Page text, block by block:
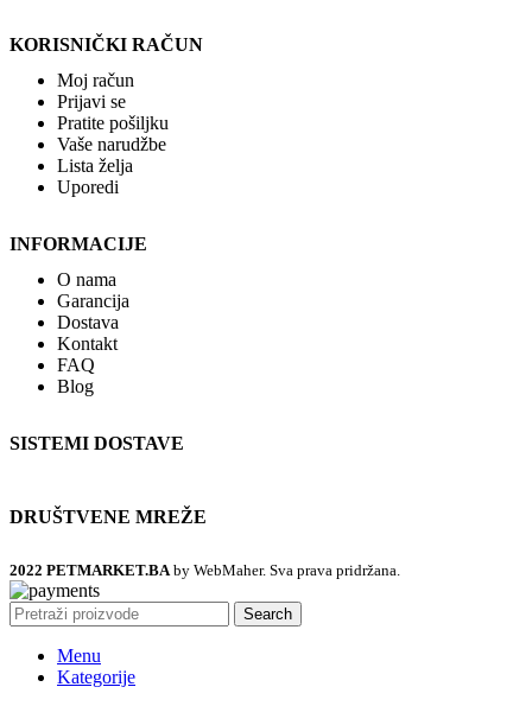
KORISNIČKI RAČUN
Moj račun
Prijavi se
Pratite pošiljku
Vaše narudžbe
Lista želja
Uporedi
INFORMACIJE
O nama
Garancija
Dostava
Kontakt
FAQ
Blog
SISTEMI DOSTAVE
DRUŠTVENE MREŽE
2022 PETMARKET.BAby WebMaher. Sva prava pridržana.
Search
Menu
Kategorije